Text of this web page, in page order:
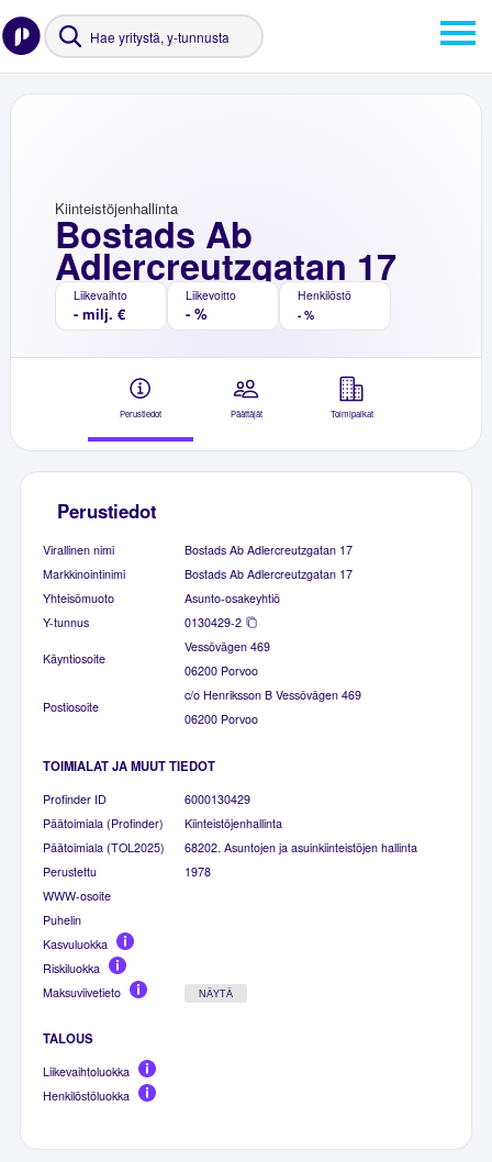
Bostads Ab
Adlercreutzgatan 17
Kiinteistöjenhallinta
Liikevaihto
- milj. €
Liikevoitto
- %
Henkilöstö
- %
Perustiedot Päättäjät Toimipaikat
Perustiedot
Virallinen nimi
Bostads Ab Adlercreutzgatan 17
Markkinointinimi
Bostads Ab Adlercreutzgatan 17
Yhteisömuoto
Asunto-osakeyhtiö
Y-tunnus
0130429-2
Käyntiosoite
Vessövägen 469
06200 Porvoo
Postiosoite
c/o Henriksson B Vessövägen 469
06200 Porvoo
TOIMIALAT JA MUUT TIEDOT
Profinder ID
6000130429
Päätoimiala (Profinder)
Kiinteistöjenhallinta
Päätoimiala (TOL2025)
68202. Asuntojen ja asuinkiinteistöjen hallinta
Perustettu
1978
WWW-osoite
Puhelin
Kasvuluokka
Riskiluokka
Maksuviivetieto
NÄYTÄ
TALOUS
Liikevaihtoluokka
Henkilöstöluokka